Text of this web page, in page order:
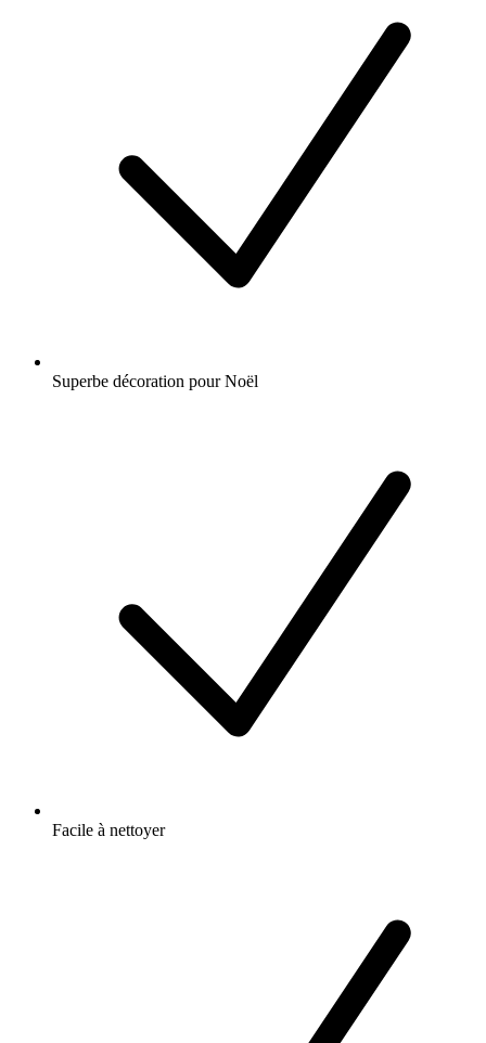
Superbe décoration pour Noël
Facile à nettoyer